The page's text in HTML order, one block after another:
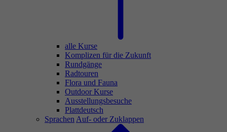
alle Kurse
Komplizen für die Zukunft
Rundgänge
Radtouren
Flora und Fauna
Outdoor Kurse
Ausstellungsbesuche
Plattdeutsch
Sprachen Auf- oder Zuklappen